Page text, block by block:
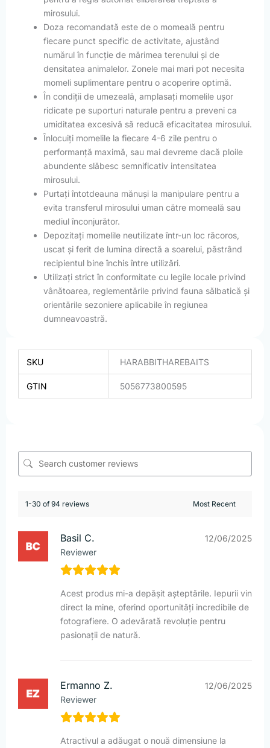
mirosului.
Doza recomandată este de o momeală pentru
fiecare punct specific de activitate, ajustând
numărul în funcție de mărimea terenului și de
densitatea animalelor. Zonele mai mari pot necesita
momeli suplimentare pentru o acoperire optimă.
În condiții de umezeală, amplasați momelile ușor
ridicate pe suporturi naturale pentru a preveni ca
umiditatea excesivă să reducă eficacitatea mirosului.
Înlocuiți momelile la fiecare 4-6 zile pentru o
performanță maximă, sau mai devreme dacă ploile
abundente slăbesc semnificativ intensitatea
mirosului.
Purtați întotdeauna mănuși la manipulare pentru a
evita transferul mirosului uman către momeală sau
mediul înconjurător.
Depozitați momelile neutilizate într-un loc răcoros,
uscat și ferit de lumina directă a soarelui, păstrând
recipientul bine închis între utilizări.
Utilizați strict în conformitate cu legile locale privind
vânătoarea, reglementările privind fauna sălbatică și
orientările sezoniere aplicabile în regiunea
dumneavoastră.
SKU HARABBITHAREBAITS
GTIN 5056773800595
1-30 of 94 reviews
Basil C.
Reviewer
12/06/2025
Acest produs mi-a depășit așteptările. Iepurii vin
direct la mine, oferind oportunități incredibile de
fotografiere. O adevărată revoluție pentru
pasionații de natură.
Ermanno Z.
Reviewer
12/06/2025
Atractivul a adăugat o nouă dimensiune la